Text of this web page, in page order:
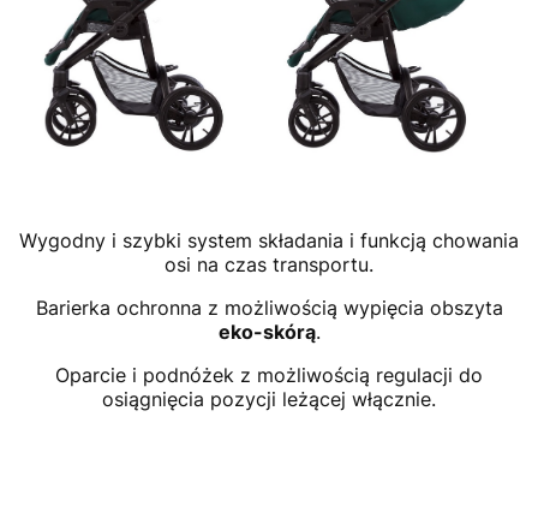
Wygodny i szybki system składania i funkcją chowania
osi na czas transportu.
Barierka ochronna z możliwością wypięcia obszyta
eko-skórą.
Oparcie i podnóżek z możliwością regulacji do
osiągnięcia pozycji leżącej włącznie.